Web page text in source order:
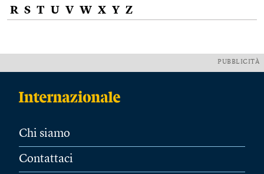
R S T U V W X Y Z
PUBBLICITÀ
Chi siamo
Contattaci